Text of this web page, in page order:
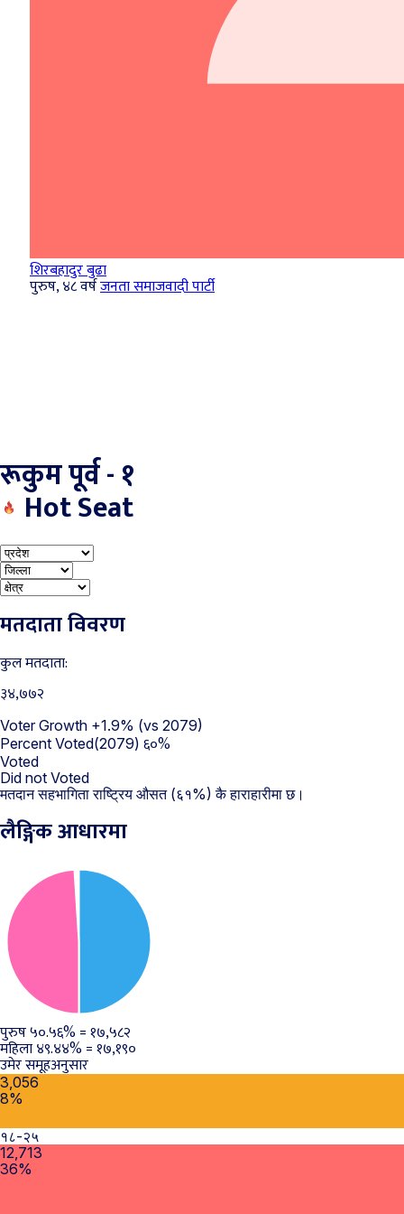
शिरबहादुर बुढा
पुरुष, ४८ वर्षजनता समाजवादी पार्टी
रूकुम पूर्व - १
Hot Seat
मतदाता विवरण
कुल मतदाता:
३४,७७२
Voter Growth +1.9% (vs 2079)
Percent Voted(2079) ६०%
Voted
Did not Voted
मतदान सहभागिता राष्ट्रिय औसत (६१%) कै हाराहारीमा छ।
लैङ्गिक आधारमा
पुरुष५०.५६% =१७,५८२
महिला४९.४४% =१७,१९०
उमेर समूहअनुसार
3,056
8%
१८-२५
12,713
36%